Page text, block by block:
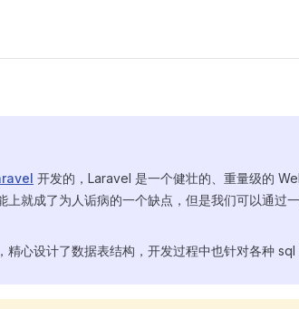
开发的，Laravel 是一个健壮的、重量级的
上就成了为人诟病的一个缺点，但是我们可以通过
精心设计了数据表结构，开发过程中也针对各种 sql